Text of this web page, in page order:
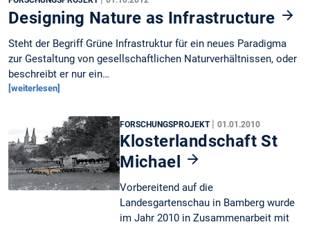
Designing Nature as Infrastructure
Steht der Begriff Grüne Infrastruktur für ein neues Paradigma
zur Gestaltung von gesellschaftlichen Naturverhältnissen, oder
beschreibt er nur ein…
[weiterlesen]
FORSCHUNGSPROJEKT |01.01.2010
Klosterlandschaft St
Michael
Vorbereitend auf die
Landesgartenschau in Bamberg wurde
im Jahr 2010 in Zusammenarbeit mit